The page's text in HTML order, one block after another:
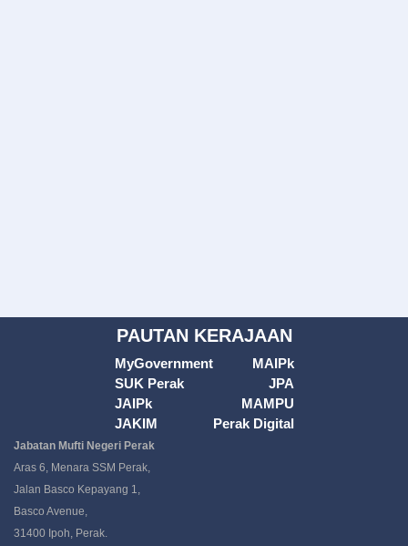
PAUTAN KERAJAAN
MyGovernment
SUK Perak
JAIPk
JAKIM
MAIPk
JPA
MAMPU
Perak Digital
Jabatan Mufti Negeri Perak
Aras 6, Menara SSM Perak,
Jalan Basco Kepayang 1,
Basco Avenue,
31400 Ipoh, Perak.